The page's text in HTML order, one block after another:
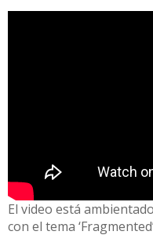
El video está
con el tema